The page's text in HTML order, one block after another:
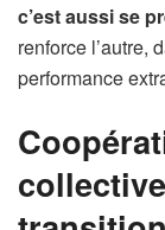
c’est aussi se
renforce l’autre,
performance